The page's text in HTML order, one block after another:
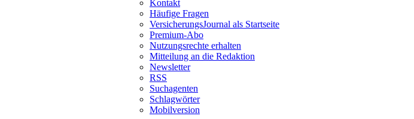
Kontakt
Häufige Fragen
VersicherungsJournal als Startseite
Premium-Abo
Nutzungsrechte erhalten
Mitteilung an die Redaktion
Newsletter
RSS
Suchagenten
Schlagwörter
Mobilversion